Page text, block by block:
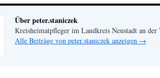
Über peter.staniczek
Kreisheimatpfleger im Landkreis Neustadt an der
Alle Beiträge von peter.staniczek anzeigen →